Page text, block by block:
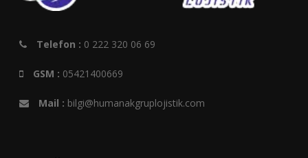
Telefon : 0 222 320 06 69
GSM : 05421400669
Mail : bilgi@humanakgruplojistik.com